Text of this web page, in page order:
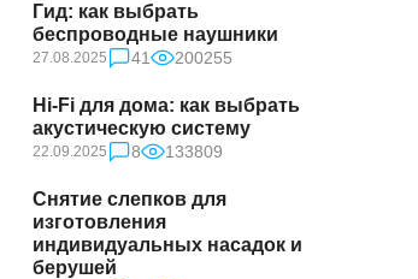
Гид: как выбрать
беспроводные наушники
27.08.2025 41 200255
Hi-Fi для дома: как выбрать
акустическую систему
22.09.2025 8 133809
Снятие слепков для
изготовления
индивидуальных насадок и
берушей